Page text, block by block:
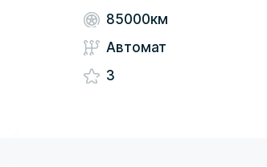
85000км
Автомат
3